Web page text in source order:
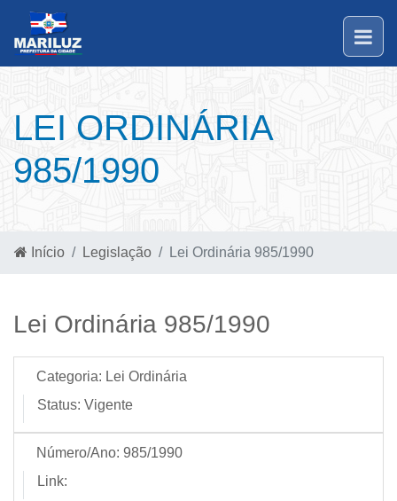
LEI ORDINÁRIA
985/1990
Início Legislação Lei Ordinária 985/1990
Lei Ordinária 985/1990
Categoria: Lei Ordinária
Status: Vigente
Número/Ano: 985/1990
Link: